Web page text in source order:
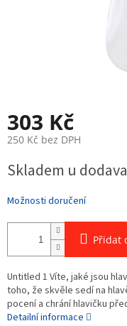
303 Kč
250 Kč bez DPH
cena:
Skladem u
Možnosti doručení
Přidat
Untitled 1 Víte, jaké jsou
toho, že skvěle sedí na
pocení a chrání hlavičku
Detailní informace